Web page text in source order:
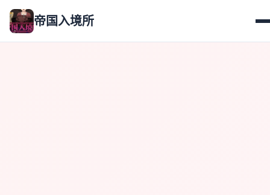
帝国入境所